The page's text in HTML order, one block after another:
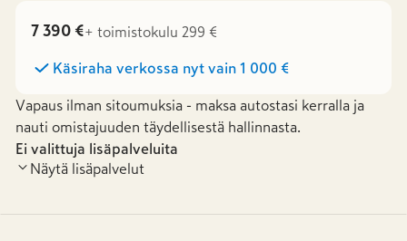
7 390 €+ toimistokulu 299 €
Käsiraha verkossa nyt vain 1 000 €
Vapaus ilman sitoumuksia - maksa autostasi kerralla ja
nauti omistajuuden täydellisestä hallinnasta.
Ei valittuja lisäpalveluita
Näytä lisäpalvelut